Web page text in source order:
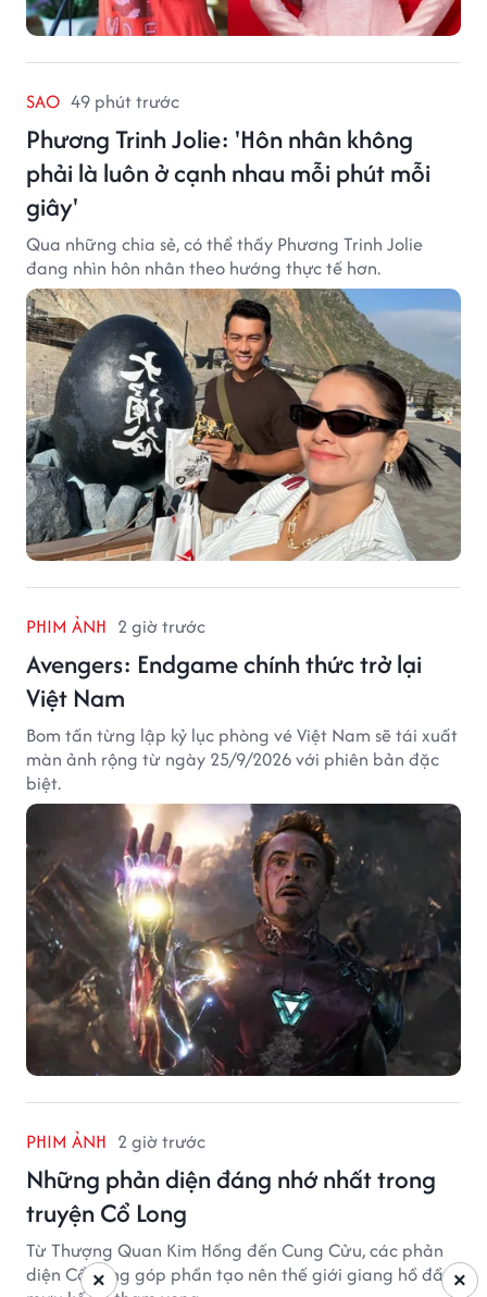
SAO 49 phút trước
Phương Trinh Jolie: 'Hôn nhân không
phải là luôn ở cạnh nhau mỗi phút mỗi
giây'
Qua những chia sẻ, có thể thấy Phương Trinh Jolie
đang nhìn hôn nhân theo hướng thực tế hơn.
PHIM ẢNH 2 giờ trước
Avengers: Endgame chính thức trở lại
Việt Nam
Bom tấn từng lập kỷ lục phòng vé Việt Nam sẽ tái xuất
màn ảnh rộng từ ngày 25/9/2026 với phiên bản đặc
biệt.
PHIM ẢNH 2 giờ trước
Những phản diện đáng nhớ nhất trong
truyện Cổ Long
Từ Thượng Quan Kim Hồng đến Cung Cửu, các phản
diện Cổ Long góp phần tạo nên thế giới giang hồ đầy×
×